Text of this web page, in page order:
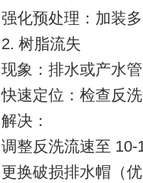
强化预处理：加装
2. 树脂流失
现象：排水或产水
快速定位：检查反
解决：
调整反洗流速至 10-
更换破损排水帽（